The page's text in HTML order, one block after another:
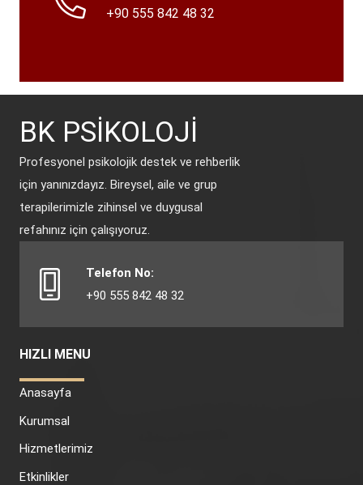
+90 555 842 48 32
BK PSİKOLOJİ
Profesyonel psikolojik destek ve rehberlik
için yanınızdayız. Bireysel, aile ve grup
terapilerimizle zihinsel ve duygusal
refahınız için çalışıyoruz.
Telefon No:
+90 555 842 48 32
HIZLI MENU
Anasayfa
Kurumsal
Hizmetlerimiz
Etkinlikler